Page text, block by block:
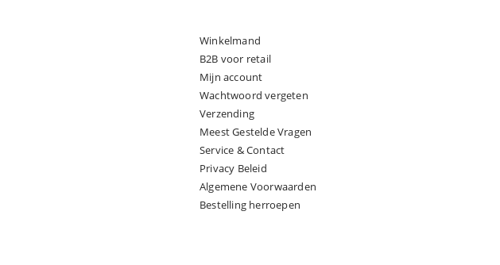
Winkelmand
B2B voor retail
Mijn account
Wachtwoord vergeten
Verzending
Meest Gestelde Vragen
Service & Contact
Privacy Beleid
Algemene Voorwaarden
Bestelling herroepen